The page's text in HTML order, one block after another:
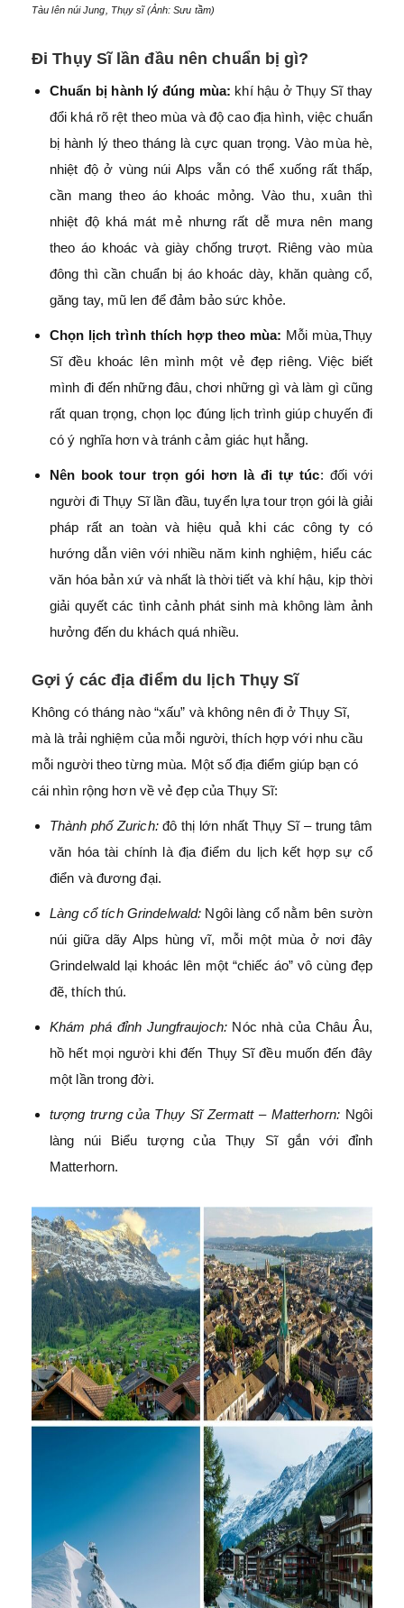
Tàu lên núi Jung, Thụy sĩ (Ảnh: Sưu tầm)
Đi Thụy Sĩ lần đầu nên chuẩn bị gì?
Chuẩn bị hành lý đúng mùa: khí hậu ở Thụy Sĩ thay
đổi khá rõ rệt theo mùa và độ cao địa hình, việc chuẩn
bị hành lý theo tháng là cực quan trọng. Vào mùa hè,
nhiệt độ ở vùng núi Alps vẫn có thể xuống rất thấp,
cần mang theo áo khoác mỏng. Vào thu, xuân thì
nhiệt độ khá mát mẻ nhưng rất dễ mưa nên mang
theo áo khoác và giày chống trượt. Riêng vào mùa
đông thì cần chuẩn bị áo khoác dày, khăn quàng cổ,
găng tay, mũ len để đảm bảo sức khỏe.
Chọn lịch trình thích hợp theo mùa: Mỗi mùa,Thụy
Sĩ đều khoác lên mình một vẻ đẹp riêng. Việc biết
mình đi đến những đâu, chơi những gì và làm gì cũng
rất quan trọng, chọn lọc đúng lịch trình giúp chuyến đi
có ý nghĩa hơn và tránh cảm giác hụt hẫng.
Nên book tour trọn gói hơn là đi tự túc: đối với
người đi Thụy Sĩ lần đầu, tuyển lựa tour trọn gói là giải
pháp rất an toàn và hiệu quả khi các công ty có
hướng dẫn viên với nhiều năm kinh nghiệm, hiểu các
văn hóa bản xứ và nhất là thời tiết và khí hậu, kịp thời
giải quyết các tình cảnh phát sinh mà không làm ảnh
hưởng đến du khách quá nhiều.
Gợi ý các địa điểm du lịch Thụy Sĩ
Không có tháng nào “xấu” và không nên đi ở Thụy Sĩ,
mà là trải nghiệm của mỗi người, thích hợp với nhu cầu
mỗi người theo từng mùa. Một số địa điểm giúp bạn có
cái nhìn rộng hơn về vẻ đẹp của Thụy Sĩ:
Thành phố Zurich: đô thị lớn nhất Thụy Sĩ – trung tâm
văn hóa tài chính là địa điểm du lịch kết hợp sự cổ
điển và đương đại.
Làng cổ tích Grindelwald: Ngôi làng cổ nằm bên sườn
núi giữa dãy Alps hùng vĩ, mỗi một mùa ở nơi đây
Grindelwald lại khoác lên một “chiếc áo” vô cùng đẹp
đẽ, thích thú.
Khám phá đỉnh Jungfraujoch: Nóc nhà của Châu Âu,
hồ hết mọi người khi đến Thụy Sĩ đều muốn đến đây
một lần trong đời.
tượng trưng của Thụy Sĩ Zermatt – Matterhorn: Ngôi
làng núi Biểu tượng của Thụy Sĩ gắn với đỉnh
Matterhorn.